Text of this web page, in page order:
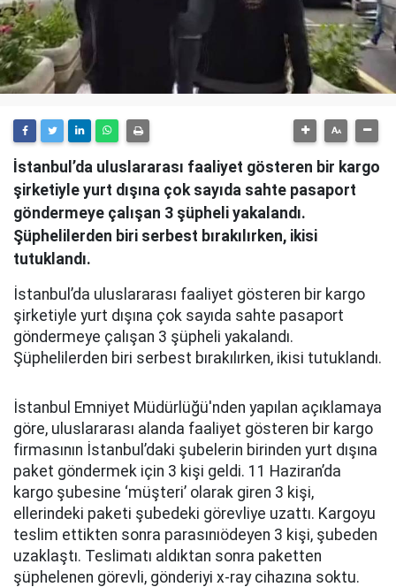
İstanbul’da uluslararası faaliyet gösteren bir kargo
şirketiyle yurt dışına çok sayıda sahte pasaport
göndermeye çalışan 3 şüpheli yakalandı.
Şüphelilerden biri serbest bırakılırken, ikisi
tutuklandı.
İstanbul’da uluslararası faaliyet gösteren bir kargo
şirketiyle yurt dışına çok sayıda sahte pasaport
göndermeye çalışan 3 şüpheli yakalandı.
Şüphelilerden biri serbest bırakılırken, ikisi tutuklandı.
İstanbul Emniyet Müdürlüğü'nden yapılan açıklamaya
göre, uluslararası alanda faaliyet gösteren bir kargo
firmasının İstanbul’daki şubelerin birinden yurt dışına
paket göndermek için 3 kişi geldi. 11 Haziran’da
kargo şubesine ‘müşteri’ olarak giren 3 kişi,
ellerindeki paketi şubedeki görevliye uzattı. Kargoyu
teslim ettikten sonra parasınıödeyen 3 kişi, şubeden
uzaklaştı. Teslimatı aldıktan sonra paketten
şüphelenen görevli, gönderiyi x-ray cihazına soktu.